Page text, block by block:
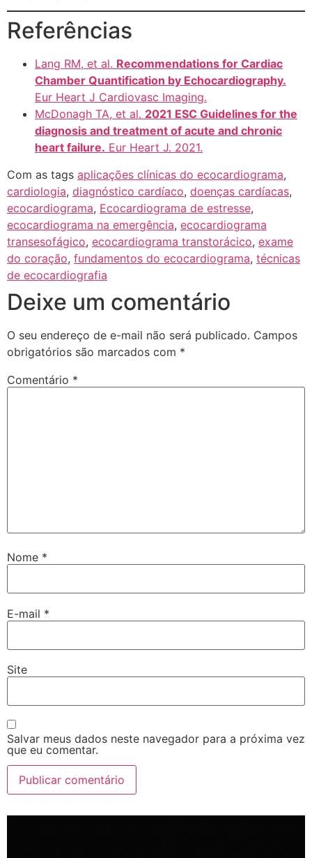
Referências
Lang RM, et al. Recommendations for Cardiac
Chamber Quantification by Echocardiography.
Eur Heart J Cardiovasc Imaging.
McDonagh TA, et al. 2021 ESC Guidelines for the
diagnosis and treatment of acute and chronic
heart failure. Eur Heart J. 2021.
Com as tags aplicações clínicas do ecocardiograma,
cardiologia, diagnóstico cardíaco, doenças cardíacas,
ecocardiograma, Ecocardiograma de estresse,
ecocardiograma na emergência, ecocardiograma
transesofágico, ecocardiograma transtorácico, exame
do coração, fundamentos do ecocardiograma, técnicas
de ecocardiografia
Deixe um comentário
O seu endereço de e-mail não será publicado. Campos
obrigatórios são marcados com *
Comentário *
Nome *
E-mail *
Site
Salvar meus dados neste navegador para a próxima vez
que eu comentar.